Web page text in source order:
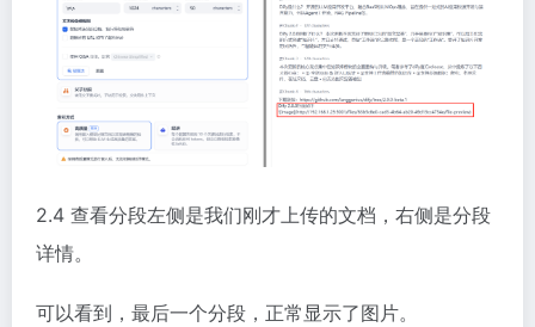
2.4 查看分段左侧是我们刚才上传的文档，右侧是分段
详情。
可以看到，最后一个分段，正常显示了图片。